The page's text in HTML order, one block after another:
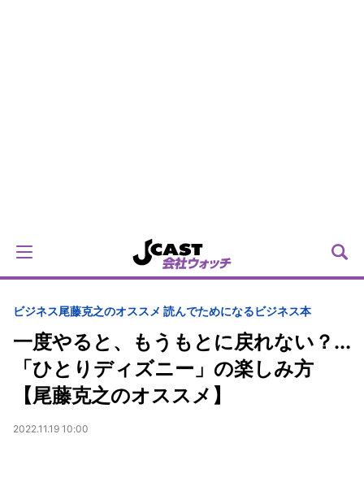
ビジネス尾藤克之のオススメ 読んでためになるビジネス本
一度やると、もうもとに戻れない？...
「ひとりディズニー」の楽しみ方
【尾藤克之のオススメ】
2022.11.19 10:00